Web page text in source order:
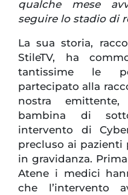
qualche mese
seguire lo stadio di
La sua storia,
StileTV, ha
tantissime le
partecipato alla
nostra
bambina di
intervento di
precluso ai pazienti
in gravidanza.
Atene i medici
che l’intervento